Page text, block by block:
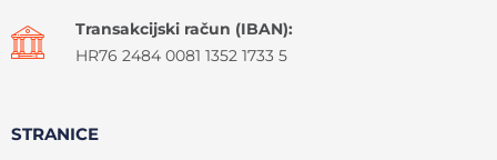
Transakcijski račun (IBAN):
HR76 2484 0081 1352 1733 5
STRANICE